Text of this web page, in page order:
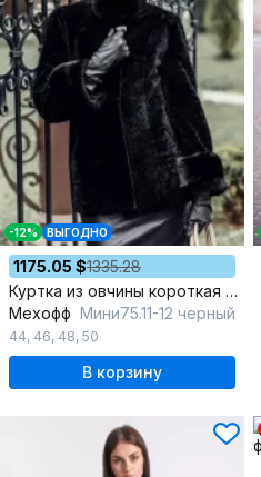
-12% ВЫГОДНО
1175.05 $1335.28
Куртка из овчины короткая с воротником из норки и карманами
Мехофф Мини75.11-12 черный
44, 46, 48, 50
В корзину